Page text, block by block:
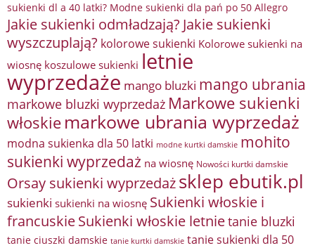
sukienki dl a 40 latki? Modne sukienki dla pań po 50 Allegro
Jakie sukienki odmładzają? Jakie sukienki
wyszczuplają? kolorowe sukienki Kolorowe sukienki na
wiosnę koszulowe sukienki letnie
wyprzedaże mango bluzki mango ubrania
markowe bluzki wyprzedaż Markowe sukienki
włoskie markowe ubrania wyprzedaż
modna sukienka dla 50 latki modne kurtki damskie mohito
sukienki wyprzedaż na wiosnę Nowości kurtki damskie
Orsay sukienki wyprzedażsklep ebutik.pl
sukienki sukienki na wiosnę Sukienki włoskie i
francuskieSukienki włoskie letnietanie bluzki
tanie ciuszki damskie tanie kurtki damskie tanie sukienki dla 50